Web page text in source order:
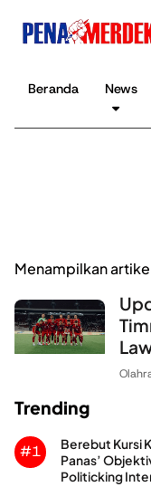
Beranda News
Menampilkan
Trending
#1
Berebut Kursi
Panas’
Politicking